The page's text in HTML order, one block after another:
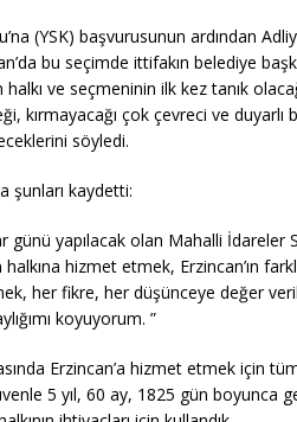
(YSK) başvurusunun ardından
bu seçimde ittifakın belediye
halkı ve seçmeninin ilk kez tanık
kırmayacağı çok çevreci ve
söyledi.
şunları kaydetti:
günü yapılacak olan Mahalli İdareler
hizmet etmek, Erzincan’ın
her fikre, her düşünceye değer
koyuyorum. ”
Erzincan’a hizmet etmek için
5 yıl, 60 ay, 1825 gün boyunca